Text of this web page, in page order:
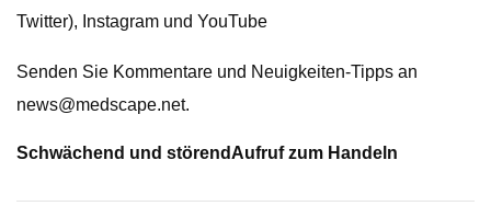
Twitter), Instagram und YouTube
Senden Sie Kommentare und Neuigkeiten-Tipps an
news@medscape.net.
Schwächend und störendAufruf zum Handeln